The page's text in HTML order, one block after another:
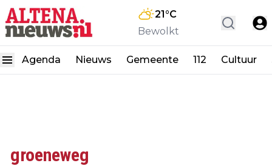
21°C
Bewolkt
Agenda Nieuws Gemeente 112 Cultuur
groeneweg